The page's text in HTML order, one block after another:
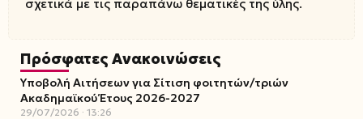
σχετικά με τις παραπάνω θεματικές της ύλης.
Πρόσφατες Ανακοινώσεις
Υποβολή Αιτήσεων για Σίτιση φοιτητών/τριών
Ακαδημαϊκού Έτους 2026-2027
29/07/2026 13:26